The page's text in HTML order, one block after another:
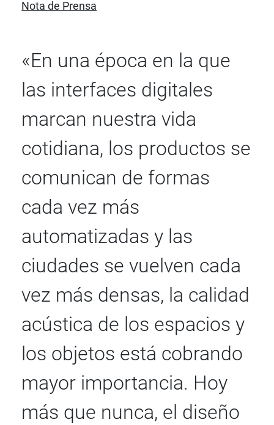
Nota de Prensa
«En una época en la que
las interfaces digitales
marcan nuestra vida
cotidiana, los productos se
comunican de formas
cada vez más
automatizadas y las
ciudades se vuelven cada
vez más densas, la calidad
acústica de los espacios y
los objetos está cobrando
mayor importancia. Hoy
más que nunca, el diseño